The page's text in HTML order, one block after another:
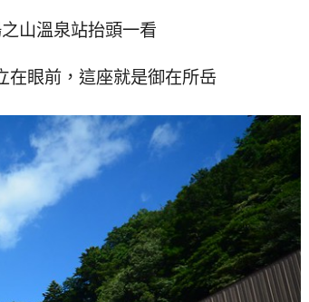
山溫泉站抬頭一看
在眼前，這座就是御在所岳